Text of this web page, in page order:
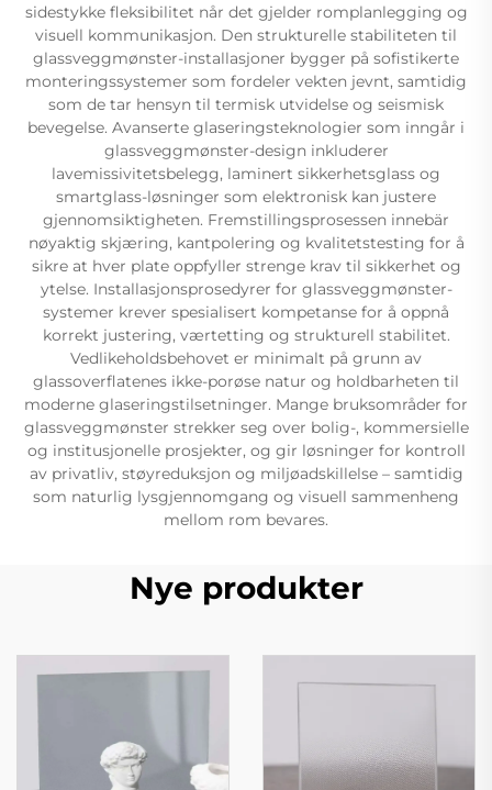
sidestykke fleksibilitet når det gjelder romplanlegging og
visuell kommunikasjon. Den strukturelle stabiliteten til
glassveggmønster-installasjoner bygger på sofistikerte
monteringssystemer som fordeler vekten jevnt, samtidig
som de tar hensyn til termisk utvidelse og seismisk
bevegelse. Avanserte glaseringsteknologier som inngår i
glassveggmønster-design inkluderer
lavemissivitetsbelegg, laminert sikkerhetsglass og
smartglass-løsninger som elektronisk kan justere
gjennomsiktigheten. Fremstillingsprosessen innebär
nøyaktig skjæring, kantpolering og kvalitetstesting for å
sikre at hver plate oppfyller strenge krav til sikkerhet og
ytelse. Installasjonsprosedyrer for glassveggmønster-
systemer krever spesialisert kompetanse for å oppnå
korrekt justering, værtetting og strukturell stabilitet.
Vedlikeholdsbehovet er minimalt på grunn av
glassoverflatenes ikke-porøse natur og holdbarheten til
moderne glaseringstilsetninger. Mange bruksområder for
glassveggmønster strekker seg over bolig-, kommersielle
og institusjonelle prosjekter, og gir løsninger for kontroll
av privatliv, støyreduksjon og miljøadskillelse – samtidig
som naturlig lysgjennomgang og visuell sammenheng
mellom rom bevares.
Nye produkter